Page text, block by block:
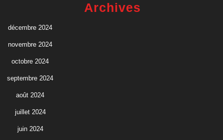
Archives
décembre 2024
novembre 2024
octobre 2024
septembre 2024
août 2024
juillet 2024
juin 2024